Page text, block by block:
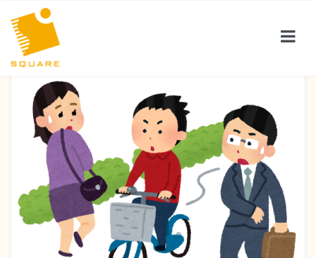
サービス紹介
お客様の声
会社案内